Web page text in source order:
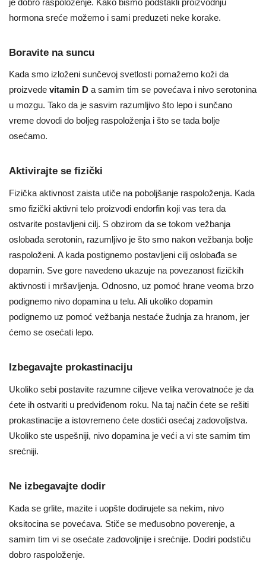
hormona sreće možemo i sami preduzeti neke korake.
Boravite na suncu
Kada smo izloženi sunčevoj svetlosti pomažemo koži da
proizvede vitamin D a samim tim se povećava i nivo serotonina
u mozgu. Tako da je sasvim razumljivo što lepo i sunčano
vreme dovodi do boljeg raspoloženja i što se tada bolje
osećamo.
Aktivirajte se fizički
Fizička aktivnost zaista utiče na poboljšanje raspoloženja. Kada
smo fizički aktivni telo proizvodi endorfin koji vas tera da
ostvarite postavljeni cilj. S obzirom da se tokom vežbanja
oslobađa serotonin, razumljivo je što smo nakon vežbanja bolje
raspoloženi. A kada postignemo postavljeni cilj oslobađa se
dopamin. Sve gore navedeno ukazuje na povezanost fizičkih
aktivnosti i mršavljenja. Odnosno, uz pomoć hrane veoma brzo
podignemo nivo dopamina u telu. Ali ukoliko dopamin
podignemo uz pomoć vežbanja nestaće žudnja za hranom, jer
ćemo se osećati lepo.
Izbegavajte prokastinaciju
Ukoliko sebi postavite razumne ciljeve velika verovatnoće je da
ćete ih ostvariti u predviđenom roku. Na taj način ćete se rešiti
prokastinacije a istovremeno ćete dostići osećaj zadovoljstva.
Ukoliko ste uspešniji, nivo dopamina je veći a vi ste samim tim
srećniji.
Ne izbegavajte dodir
Kada se grlite, mazite i uopšte dodirujete sa nekim, nivo
oksitocina se povećava. Stiče se međusobno poverenje, a
samim tim vi se osećate zadovoljnije i srećnije. Dodiri podstiču
dobro raspoloženje.